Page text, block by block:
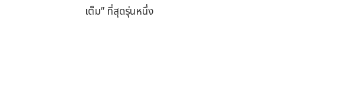
เต็ม” ที่สุดรุ่นหนึ่ง